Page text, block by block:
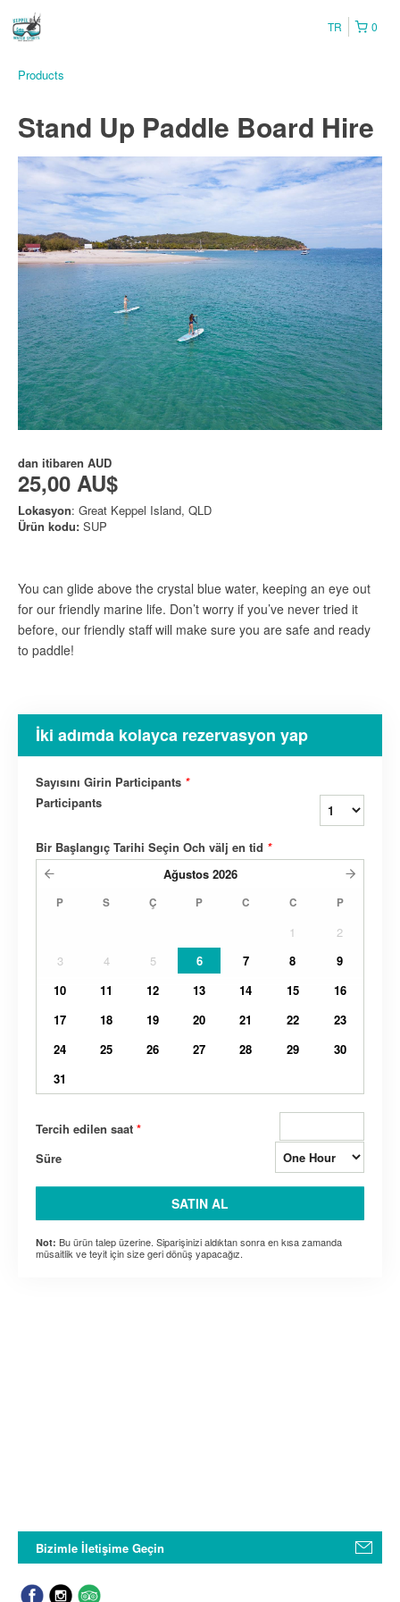
0
TR
Products
Stand Up Paddle Board Hire
dan itibaren AUD
25,00 AU$
Lokasyon: Great Keppel Island, QLD
Ürün kodu: SUP
You can glide above the crystal blue water, keeping an eye out
for our friendly marine life. Don’t worry if you’ve never tried it
before, our friendly staff will make sure you are safe and ready
to paddle!
İki adımda kolayca rezervasyon yap
Sayısını Girin Participants *
Participants
Bir Başlangıç ​​Tarihi Seçin Och välj en tid *
Ağustos 2026
P S Ç P C C P
1
2
3
4 5 6 7 8
9
10
11 12 13 14 15
16
17
18 19 20 21 22
23
24
25 26 27 28 29
30
31
Tercih edilen saat *
Süre
SATIN AL
Not: Bu ürün talep üzerine. Siparişinizi aldıktan sonra en kısa zamanda
müsaitlik ve teyit için size geri dönüş yapacağız.
Bizimle İletişime Geçin